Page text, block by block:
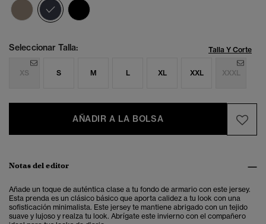
seleccionado
Seleccionar Talla: Talla Y Corte
XS S M L XL XXL XXXL
AÑADIR A LA BOLSA
Notas del editor
Añade un toque de auténtica clase a tu fondo de armario con este jersey.
Esta prenda es un clásico básico que aporta calidez a tu look con una
sofisticación minimalista. Este jersey te mantiene abrigado con un tejido
suave y lujoso y realza tu look. Abrígate este invierno con el compañero